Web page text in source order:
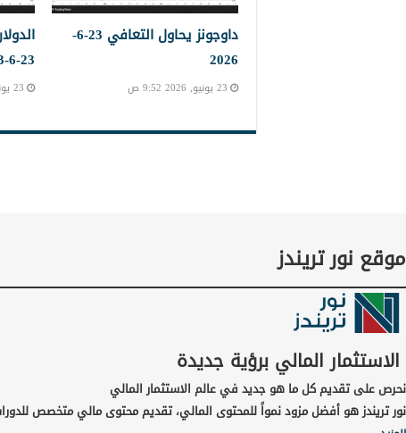
داوجونز يحاول التعافي 23-6-
2026
23 يونيو, 2026 9:52 ص
23-6-2023
23 يونيو, 2026 9:45 ص
موقع نور تريندز
الاستثمار المالي برؤية جديدة
نحرص على تقديم كل ما هو جديد في عالم الاستثمار المالي
نور تريندز هو أفضل مزود نمواً للمحتوى المالي، تقديم محتوى مالي متخصص